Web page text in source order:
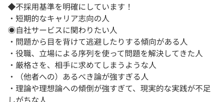
◆不採用基準を明確にしています！
・短期的なキャリア志向の人
◉自社サービスに関わりたい人
・問題から目を背けて逃避したりする傾向がある人
・役職、立場による序列を使って問題を解決してきた人
・厳格さを、相手に求めてしまうような人
・（他者への）あるべき論が強すぎる人
・理論や理想論への傾倒が強すぎて、現実的な実践が不足